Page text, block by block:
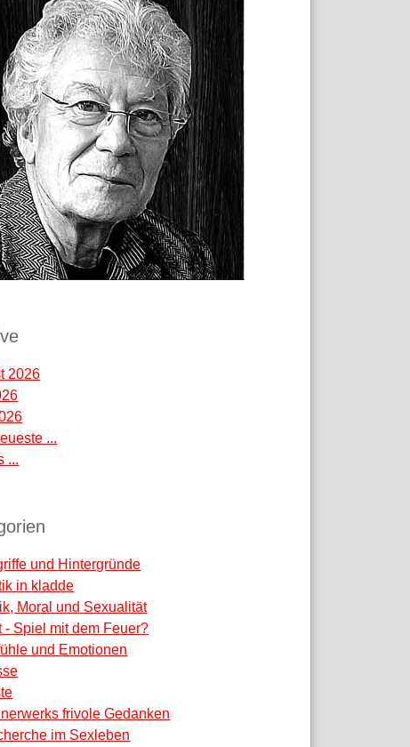
2026
...
...
und Hintergründe
in kladde
Moral und Sexualität
- Spiel mit dem Feuer?
und Emotionen
frivole Gedanken
im Sexleben